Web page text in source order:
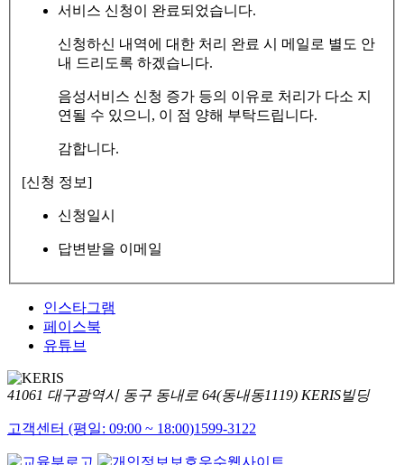
서비스 신청이 완료되었습니다.
신청하신 내역에 대한 처리 완료 시 메일로 별도 안
내 드리도록 하겠습니다.
음성서비스 신청 증가 등의 이유로 처리가 다소 지
연될 수 있으니, 이 점 양해 부탁드립니다.
감합니다.
[신청 정보]
신청일시
답변받을 이메일
인스타그램
페이스북
유튜브
41061 대구광역시 동구 동내로 64(동내동1119) KERIS빌딩
고객센터 (평일: 09:00 ~ 18:00)1599-3122